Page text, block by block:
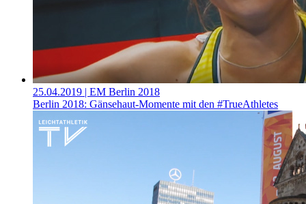
25.04.2019 | EM Berlin 2018
Berlin 2018: Gänsehaut-Momente mit den #TrueAthletes